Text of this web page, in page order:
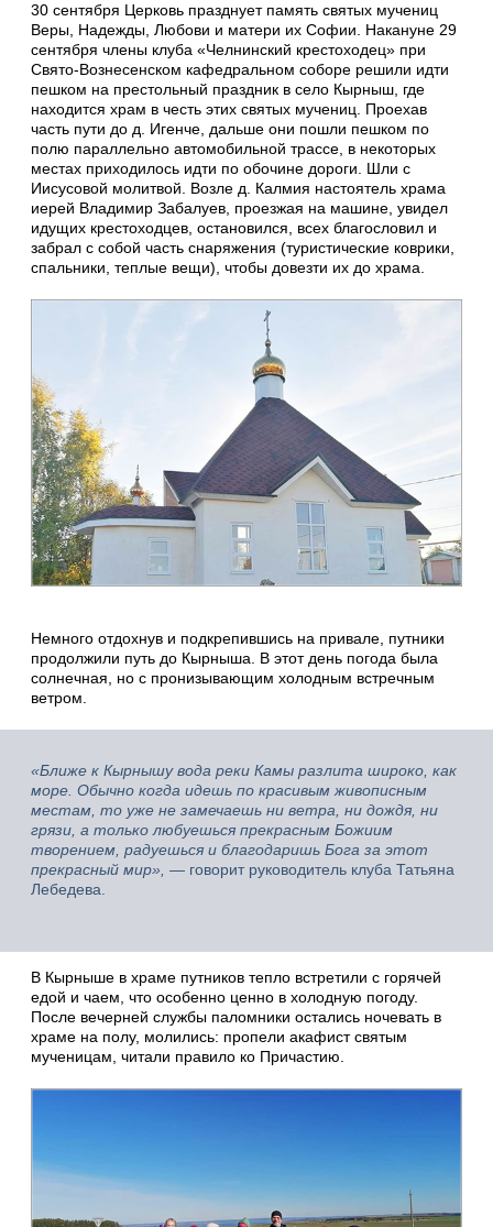
30 сентября Церковь празднует память святых мучениц
Веры, Надежды, Любови и матери их Софии. Накануне 29
сентября члены клуба «Челнинский крестоходец» при
Свято-Вознесенском кафедральном соборе решили идти
пешком на престольный праздник в село Кырныш, где
находится храм в честь этих святых мучениц. Проехав
часть пути до д. Игенче, дальше они пошли пешком по
полю параллельно автомобильной трассе, в некоторых
местах приходилось идти по обочине дороги. Шли с
Иисусовой молитвой. Возле д. Калмия настоятель храма
иерей Владимир Забалуев, проезжая на машине, увидел
идущих крестоходцев, остановился, всех благословил и
забрал с собой часть снаряжения (туристические коврики,
спальники, теплые вещи), чтобы довезти их до храма.
Немного отдохнув и подкрепившись на привале, путники
продолжили путь до Кырныша. В этот день погода была
солнечная, но с пронизывающим холодным встречным
ветром.
«Ближе к Кырнышу вода реки Камы разлита широко, как
море. Обычно когда идешь по красивым живописным
местам, то уже не замечаешь ни ветра, ни дождя, ни
грязи, а только любуешься прекрасным Божиим
творением, радуешься и благодаришь Бога за этот
прекрасный мир», — говорит руководитель клуба Татьяна
Лебедева.
В Кырныше в храме путников тепло встретили с горячей
едой и чаем, что особенно ценно в холодную погоду.
После вечерней службы паломники остались ночевать в
храме на полу, молились: пропели акафист святым
мученицам, читали правило ко Причастию.